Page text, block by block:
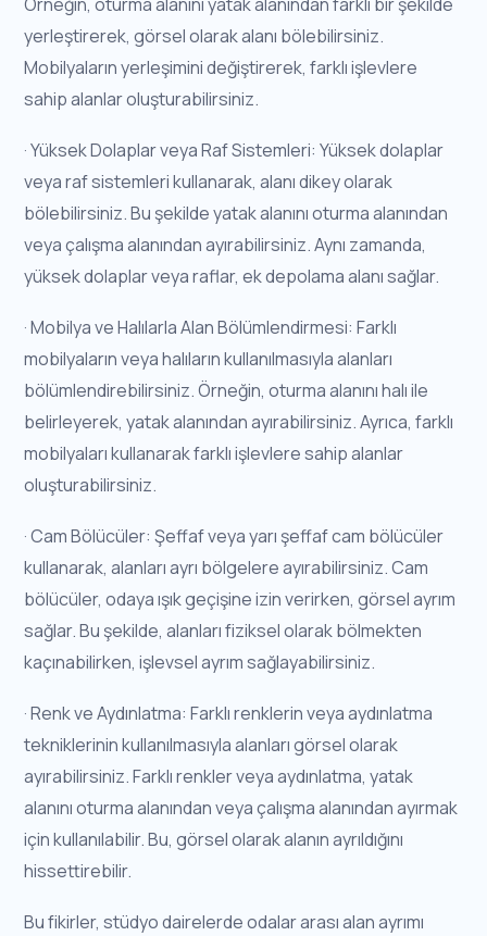
yerleştirerek, görsel olarak alanı bölebilirsiniz.
Mobilyaların yerleşimini değiştirerek, farklı işlevlere
sahip alanlar oluşturabilirsiniz.
· Yüksek Dolaplar veya Raf Sistemleri: Yüksek dolaplar
veya raf sistemleri kullanarak, alanı dikey olarak
bölebilirsiniz. Bu şekilde yatak alanını oturma alanından
veya çalışma alanından ayırabilirsiniz. Aynı zamanda,
yüksek dolaplar veya raflar, ek depolama alanı sağlar.
· Mobilya ve Halılarla Alan Bölümlendirmesi: Farklı
mobilyaların veya halıların kullanılmasıyla alanları
bölümlendirebilirsiniz. Örneğin, oturma alanını halı ile
belirleyerek, yatak alanından ayırabilirsiniz. Ayrıca, farklı
mobilyaları kullanarak farklı işlevlere sahip alanlar
oluşturabilirsiniz.
· Cam Bölücüler: Şeffaf veya yarı şeffaf cam bölücüler
kullanarak, alanları ayrı bölgelere ayırabilirsiniz. Cam
bölücüler, odaya ışık geçişine izin verirken, görsel ayrım
sağlar. Bu şekilde, alanları fiziksel olarak bölmekten
kaçınabilirken, işlevsel ayrım sağlayabilirsiniz.
· Renk ve Aydınlatma: Farklı renklerin veya aydınlatma
tekniklerinin kullanılmasıyla alanları görsel olarak
ayırabilirsiniz. Farklı renkler veya aydınlatma, yatak
alanını oturma alanından veya çalışma alanından ayırmak
için kullanılabilir. Bu, görsel olarak alanın ayrıldığını
hissettirebilir.
Bu fikirler, stüdyo dairelerde odalar arası alan ayrımı